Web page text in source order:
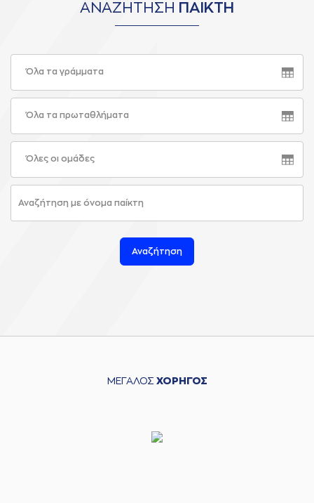
ΑΝΑΖΗΤΗΣΗ ΠΑΙΚΤΗ
Όλα τα γράμματα
Όλα τα πρωταθλήματα
Όλες οι ομάδες
Αναζήτηση
ΜΕΓΑΛΟΣ ΧΟΡΗΓΟΣ